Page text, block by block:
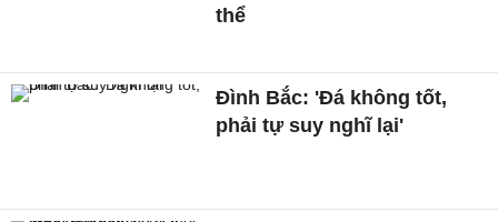
thể
Đình Bắc: 'Đá không tốt,
phải tự suy nghĩ lại'